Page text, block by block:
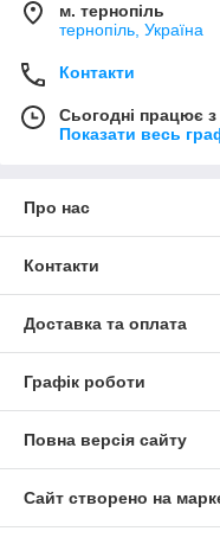
м. тернопіль
тернопіль, Україна
Контакти
Сьогодні працює
Показати весь
Про нас
Контакти
Доставка та оплата
Графік роботи
Повна версія сайту
Сайт створено на